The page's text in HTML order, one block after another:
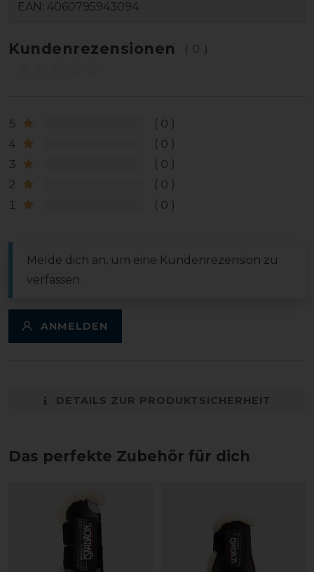
EAN: 4060795943094
Kundenrezensionen (0)
5
0
4
0
3
0
2
0
1
0
Melde dich an, um eine Kundenrezension zu
verfassen.
ANMELDEN
DETAILS ZUR PRODUKTSICHERHEIT
Das perfekte Zubehör für dich